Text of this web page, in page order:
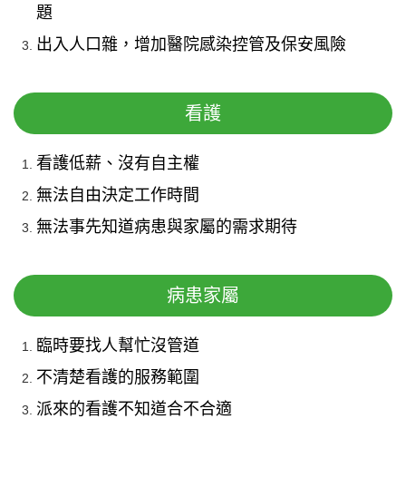
題
出入人口雜，增加醫院感染控管及保安風險
看護
看護低薪、沒有自主權
無法自由決定工作時間
無法事先知道病患與家屬的需求期待
病患家屬
臨時要找人幫忙沒管道
不清楚看護的服務範圍
派來的看護不知道合不合適